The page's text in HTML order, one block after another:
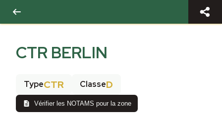
CTR BERLIN
TypeCTR ClasseD
Vérifier les NOTAMS pour la zone